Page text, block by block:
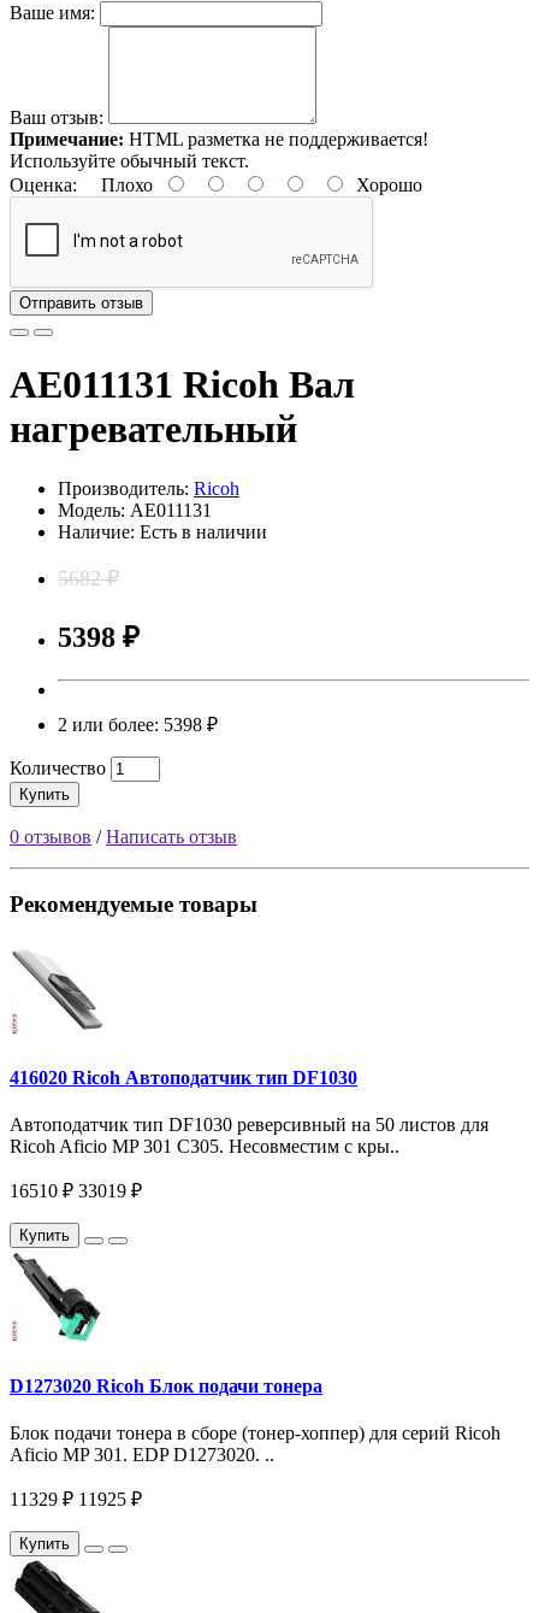
Ваше имя:
Ваш отзыв:
Примечание: HTML разметка не поддерживается!
Используйте обычный текст.
Оценка: Плохо Хорошо
Отправить отзыв
AE011131 Ricoh Вал
нагревательный
Производитель: Ricoh
Модель: AE011131
Наличие: Есть в наличии
5682 ₽
5398 ₽
2 или более: 5398 ₽
Количество
Купить
0 отзывов /Написать отзыв
Рекомендуемые товары
416020 Ricoh Автоподатчик тип DF1030
Автоподатчик тип DF1030 реверсивный на 50 листов для
Ricoh Aficio MP 301 C305. Несовместим с кры..
16510 ₽ 33019 ₽
Купить
D1273020 Ricoh Блок подачи тонера
Блок подачи тонера в сборе (тонер-хоппер) для серий Ricoh
Aficio MP 301. EDP D1273020. ..
11329 ₽ 11925 ₽
Купить